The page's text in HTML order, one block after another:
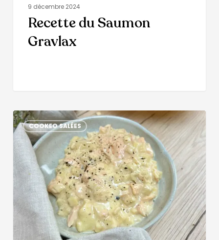
9 décembre 2024
Recette du Saumon
Gravlax
COOKEO SALÉES